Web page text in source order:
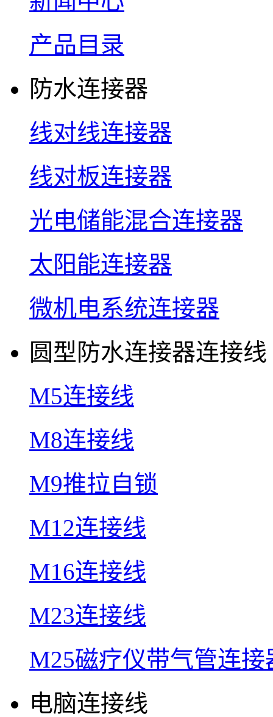
产品目录
防水连接器
线对线连接器
线对板连接器
光电储能混合连接器
太阳能连接器
微机电系统连接器
圆型防水连接器连接线
M5连接线
M8连接线
M9推拉自锁
M12连接线
M16连接线
M23连接线
M25磁疗仪带气管连接
电脑连接线